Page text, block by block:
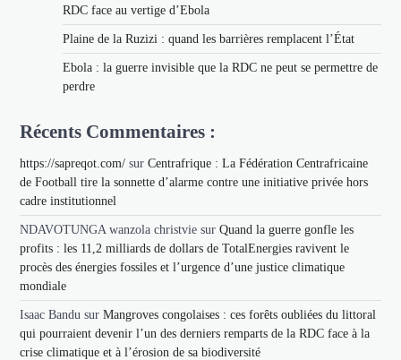
RDC face au vertige d’Ebola
Plaine de la Ruzizi : quand les barrières remplacent l’État
Ebola : la guerre invisible que la RDC ne peut se permettre de
perdre
Récents Commentaires :
https://sapreqot.com/ surCentrafrique : La Fédération Centrafricaine
de Football tire la sonnette d’alarme contre une initiative privée hors
cadre institutionnel
NDAVOTUNGA wanzola christvie surQuand la guerre gonfle les
profits : les 11,2 milliards de dollars de TotalEnergies ravivent le
procès des énergies fossiles et l’urgence d’une justice climatique
mondiale
Isaac Bandu surMangroves congolaises : ces forêts oubliées du littoral
qui pourraient devenir l’un des derniers remparts de la RDC face à la
crise climatique et à l’érosion de sa biodiversité